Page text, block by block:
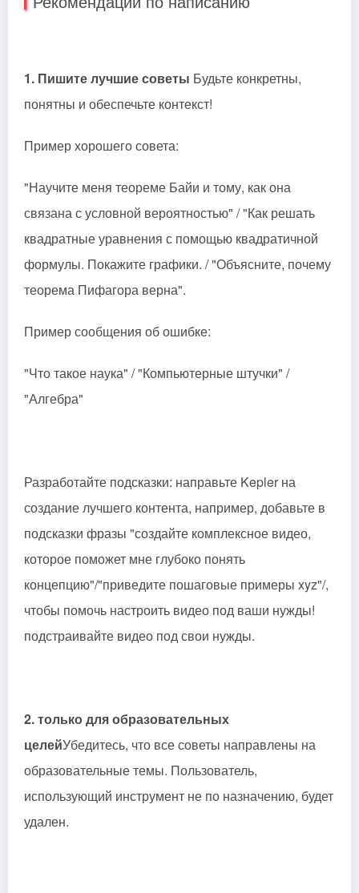
1. Пишите лучшие советы Будьте конкретны,
понятны и обеспечьте контекст!
Пример хорошего совета:
"Научите меня теореме Байи и тому, как она
связана с условной вероятностью" / "Как решать
квадратные уравнения с помощью квадратичной
формулы. Покажите графики. / "Объясните, почему
теорема Пифагора верна".
Пример сообщения об ошибке:
"Что такое наука" / "Компьютерные штучки" /
"Алгебра"
Разработайте подсказки: направьте Kepler на
создание лучшего контента, например, добавьте в
подсказки фразы "создайте комплексное видео,
которое поможет мне глубоко понять
концепцию"/"приведите пошаговые примеры xyz"/,
чтобы помочь настроить видео под ваши нужды!
подстраивайте видео под свои нужды.
2. только для образовательных
целейУбедитесь, что все советы направлены на
образовательные темы. Пользователь,
использующий инструмент не по назначению, будет
удален.